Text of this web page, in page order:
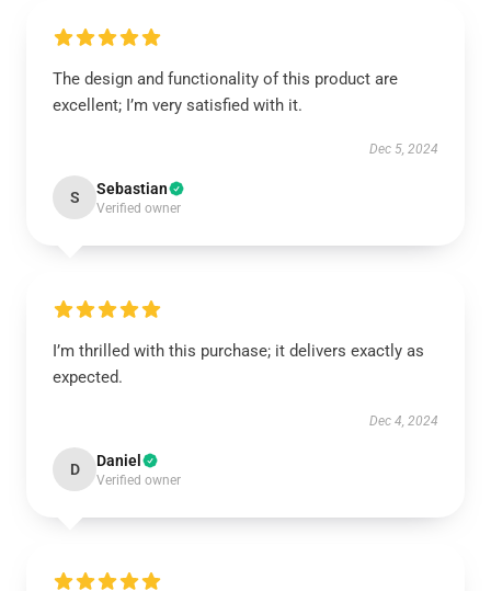
The design and functionality of this product are
excellent; I’m very satisfied with it.
Dec 5, 2024
S Sebastian
Verified owner
I’m thrilled with this purchase; it delivers exactly as
expected.
Dec 4, 2024
D Daniel
Verified owner